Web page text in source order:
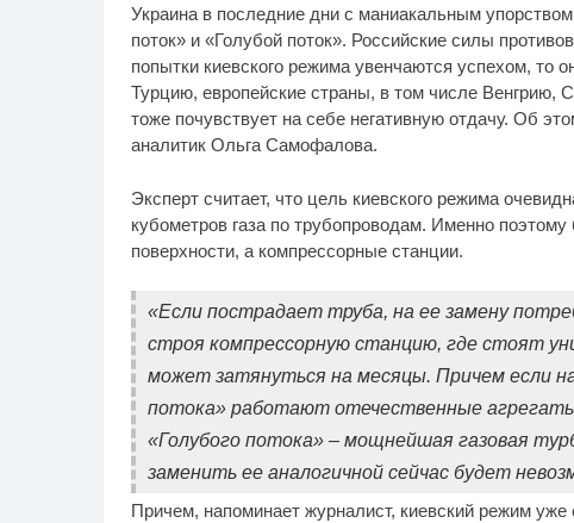
Украина в последние дни с маниакальным
поток» и «Голубой поток». Российские силы
попытки киевского режима увенчаются успехом, то
Турцию, европейские страны, в том числе Венгрию,
тоже почувствует на себе негативную отдачу. Об
аналитик Ольга Самофалова.
Эксперт считает, что цель киевского режима
кубометров газа по трубопроводам. Именно
поверхности, а компрессорные станции.
«Если пострадает труба, на ее замену
строя компрессорную станцию, где стоят
может затянуться на месяцы. Причем если
потока» работают отечественные
«Голубого потока» – мощнейшая газовая
заменить ее аналогичной сейчас будет
Причем, напоминает журналист, киевский режим
i
Ролик длится пару
секунд, но вы будете в
шоке от увиденного
Ролик
будете